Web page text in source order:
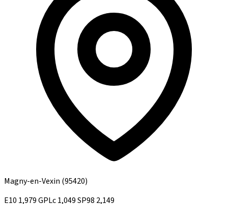
Magny-en-Vexin (95420)
E10 1,979GPLc1,049SP98 2,149